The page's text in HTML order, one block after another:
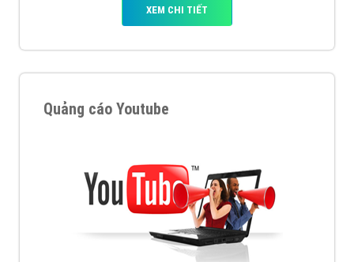
XEM CHI TIẾT
Quảng cáo Youtube